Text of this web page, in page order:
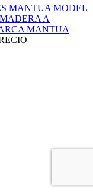
MANTUA MODEL
A
MANTUA